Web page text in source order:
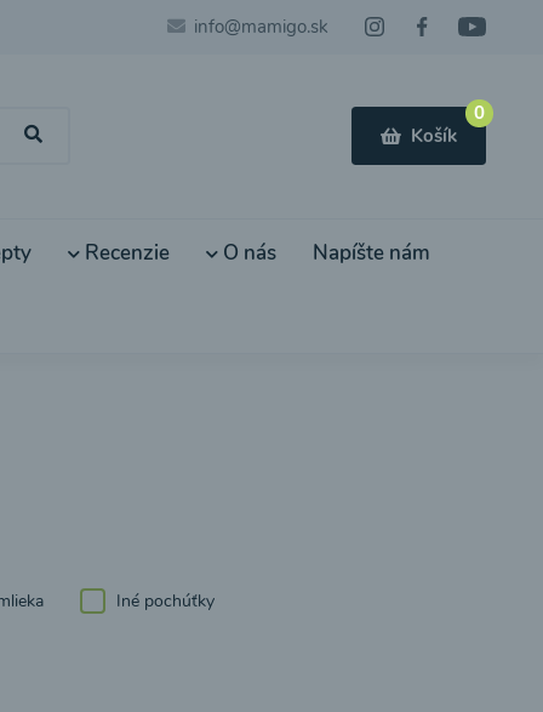
info@mamigo.sk
0
Košík
Recenzie O nás Napíšte nám
Iné pochúťky